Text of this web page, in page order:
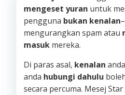
mengeset yuran untuk
pengguna bukan kenalan
mengurangkan spam atau
masuk mereka.
Di paras asal, kenalan
anda hubungi dahulu
secara percuma. Mesej